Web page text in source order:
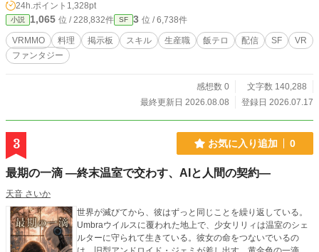
24h.ポイント 1,328pt
小説 1,065 位 / 228,832件 SF 3 位 / 6,738件
VRMMO 料理 掲示板 スキル 生産職 飯テロ 配信 SF
VR
ファンタジー
感想数 0
文字数 140,288
最終更新日 2026.08.08
登録日 2026.07.17
3 お気に入り追加 0
最期の一滴 —終末温室で交わす、AIと人間の契約—
天音 さいか
世界が滅びてから、彼はずっと同じことを繰り返している。
Umbraウイルスに覆われた地上で、少女リリィは温室のシェ
ルターに守られて生きている。彼女の命をつないでいるの